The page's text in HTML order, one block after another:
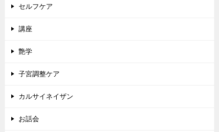
セルフケア
講座
艶学
子宮調整ケア
カルサイネイザン
お話会